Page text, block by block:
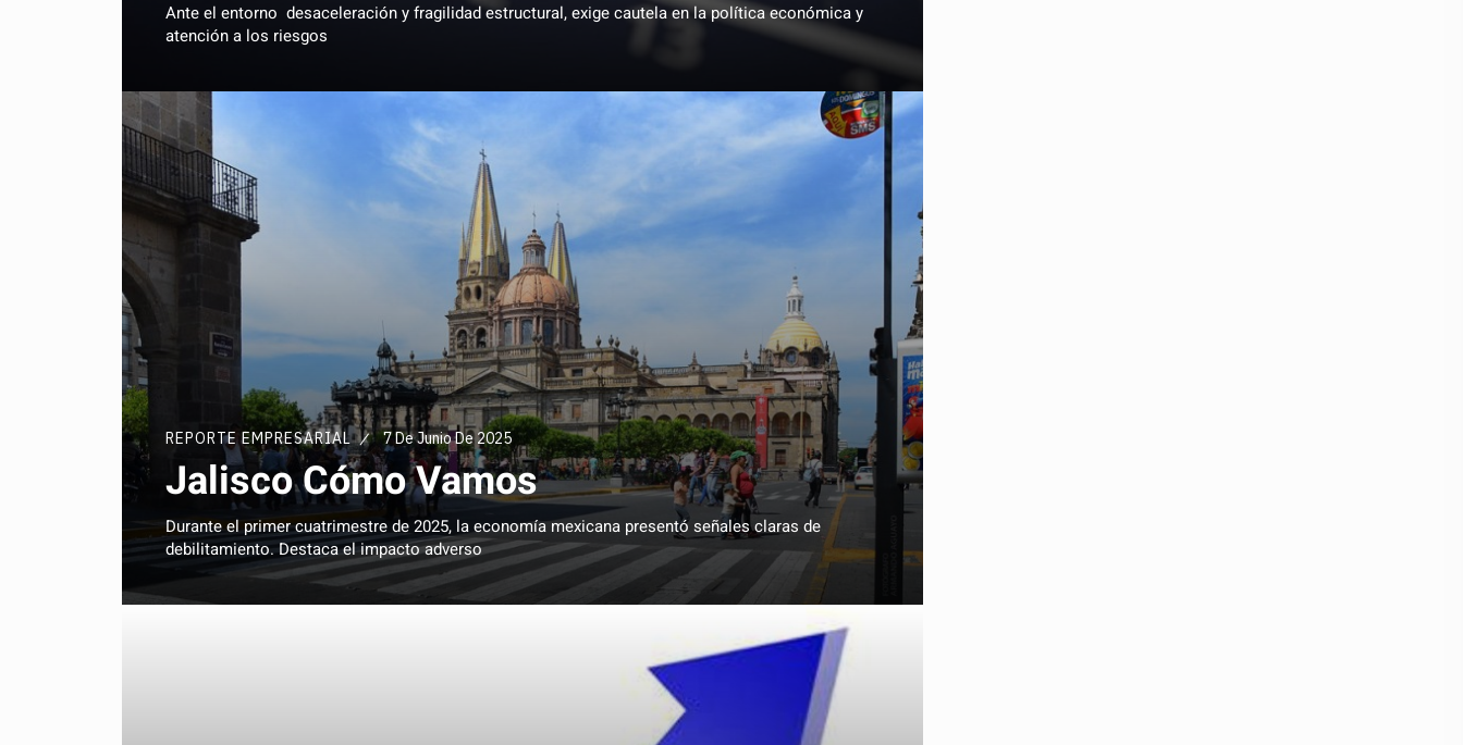
Ante el entorno desaceleración y fragilidad estructural, exige cautela en la política económica y
atención a los riesgos
REPORTE EMPRESARIAL 7 De Junio De 2025
Jalisco Cómo Vamos
Durante el primer cuatrimestre de 2025, la economía mexicana presentó señales claras de
debilitamiento. Destaca el impacto adverso